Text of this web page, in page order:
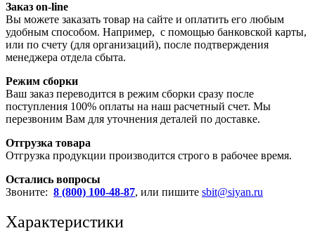
Заказ on-line
Вы можете заказать товар на сайте и оплатить его любым
удобным способом. Например, с помощью банковской карты,
или по счету (для организаций), после подтверждения
менеджера отдела сбыта.
Режим сборки
Ваш заказ переводится в режим сборки сразу после
поступления 100% оплаты на наш расчетный счет. Мы
перезвоним Вам для уточнения деталей по доставке.
Отгрузка товара
Отгрузка продукции производится строго в рабочее время.
Остались вопросы
Звоните: 8 (800) 100-48-87, или пишите sbit@siyan.ru
Характеристики